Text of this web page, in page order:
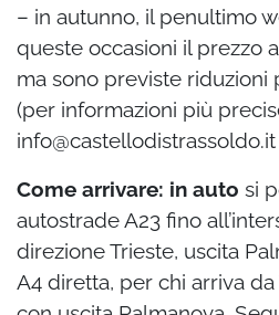
– in autunno, il penultimo
queste occasioni il prezzo
ma sono previste
(per informazioni più
info@castellodistrassoldo.it
Come arrivare: in auto si
autostrade A23 fino
direzione Trieste, uscita
A4 diretta, per chi arriva da